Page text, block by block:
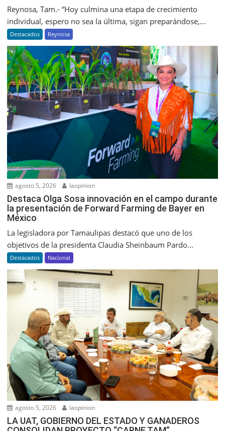
Reynosa, Tam.- “Hoy culmina una etapa de crecimiento
individual, espero no sea la última, sigan preparándose,...
Destacados Reynosa
agosto 5, 2026 laopinion
Destaca Olga Sosa innovación en el campo durante
la presentación de Forward Farming de Bayer en
México
La legisladora por Tamaulipas destacó que uno de los
objetivos de la presidenta Claudia Sheinbaum Pardo...
Destacados Nacional
agosto 5, 2026 laopinion
LA UAT, GOBIERNO DEL ESTADO Y GANADEROS